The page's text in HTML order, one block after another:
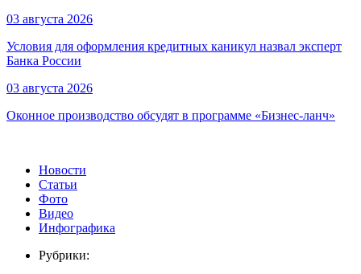
03 августа 2026
Условия для оформления кредитных каникул назвал эксперт
Банка России
03 августа 2026
Оконное производство обсудят в программе «Бизнес-ланч»
Новости
Статьи
Фото
Видео
Инфографика
Рубрики: